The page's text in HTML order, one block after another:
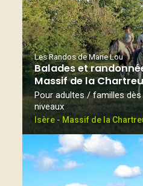
Les Randos de Marie Lou
Balades et
Massif de la
Pour adultes / familles
niveaux
Isère - Massif de la